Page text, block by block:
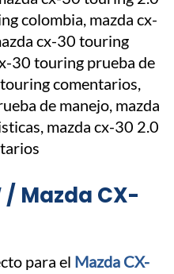
/ Mazda CX-
para el Mazda CX-